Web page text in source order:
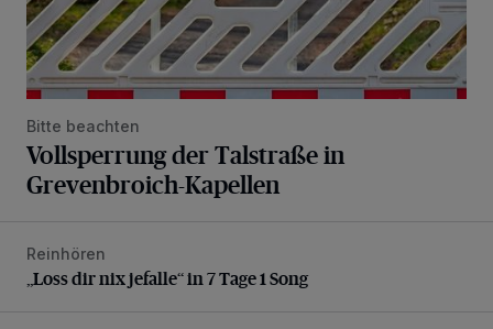
Bitte beachten
Vollsperrung der Talstraße in
Grevenbroich-Kapellen
„Loss dir nix jefalle“ in 7 Tage 1 Song
Reinhören
„Loss dir nix jefalle“ in 7 Tage 1 Song